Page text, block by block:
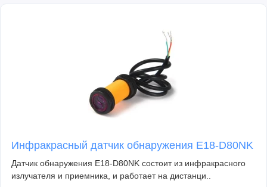
Инфракрасный датчик обнаружения E18-D80NK
Датчик обнаружения E18-D80NK состоит из инфракрасного
излучателя и приемника, и работает на дистанци..